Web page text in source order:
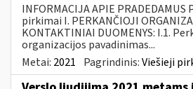
INFORMACIJA APIE PRADEDAMUS
pirkimai I. PERKANČIOJI
KONTAKTINIAI DUOMENYS: I.1.
organizacijos pavadinimas...
Metai: 2021 Pagrindinis:Viešieji